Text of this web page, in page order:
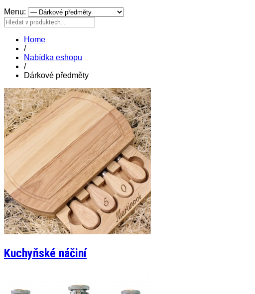
Menu:
Home
/
Nabídka eshopu
/
Dárkové předměty
Kuchyňské náčiní